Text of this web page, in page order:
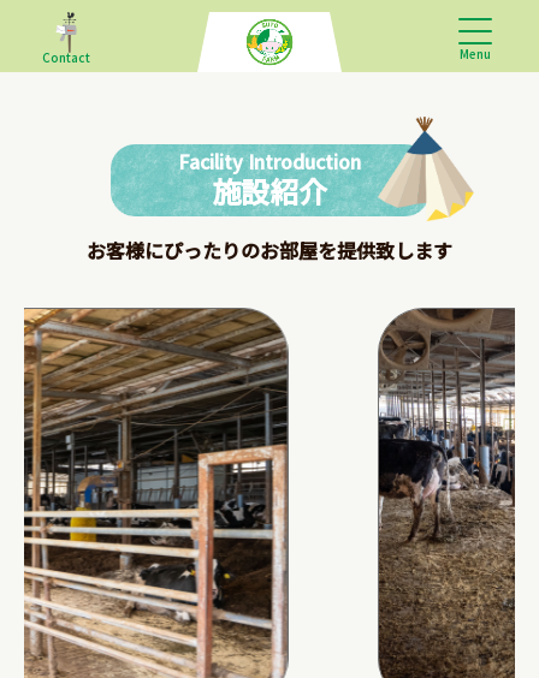
Facility Introduction
施設紹介
お客様にぴったりのお部屋を提供致します
Menu
Contact